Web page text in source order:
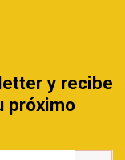
y recibe
próximo